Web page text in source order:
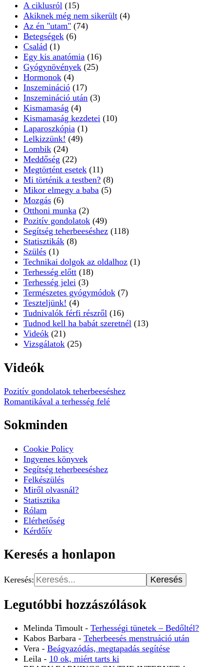
A ciklusról (15)
Akiknek még nem sikerült (4)
Az én "utam" (74)
Betegségek (6)
Család (1)
Egy kis anatómia (16)
Gyógynövények (25)
Hormonok (4)
Inszemináció (17)
Inszemináció után (3)
Kismamaság (4)
Kismamaság kezdetei (10)
Laparoszkópia (1)
Lelkizzünk! (49)
Lombik (24)
Meddőség (22)
Megtörtént esetek (11)
Mi történik a testben? (8)
Mikor elmegy a baba (5)
Mozgás (6)
Otthoni munka (2)
Pozitív gondolatok (49)
Segítség teherbeeséshez (118)
Statisztikák (8)
Szülés (1)
Technikai dolgok az oldalhoz (1)
Terhesség előtt (18)
Terhesség jelei (3)
Természetes gyógymódok (7)
Teszteljünk! (4)
Tudnivalók férfi részről (16)
Tudnod kell ha babát szeretnél (13)
Videók (21)
Vizsgálatok (25)
Videók
Pozitív gondolatok teherbeeséshez
Romantikával a terhesség felé
Sokminden
Cookie Policy
Ingyenes könyvek
Segítség teherbeeséshez
Felkészülés
Miről olvasnál?
Statisztika
Rólam
Elérhetőség
Kérdőív
Keresés a honlapon
Keresés:
Legutóbbi hozzászólások
Melinda Timoult - Terhességi tünetek – Bedőltél?
Kabos Barbara - Teherbeesés menstruáció után
Vera - Beágyazódás, megtapadás segítése
Leila - 10 ok, miért tarts ki